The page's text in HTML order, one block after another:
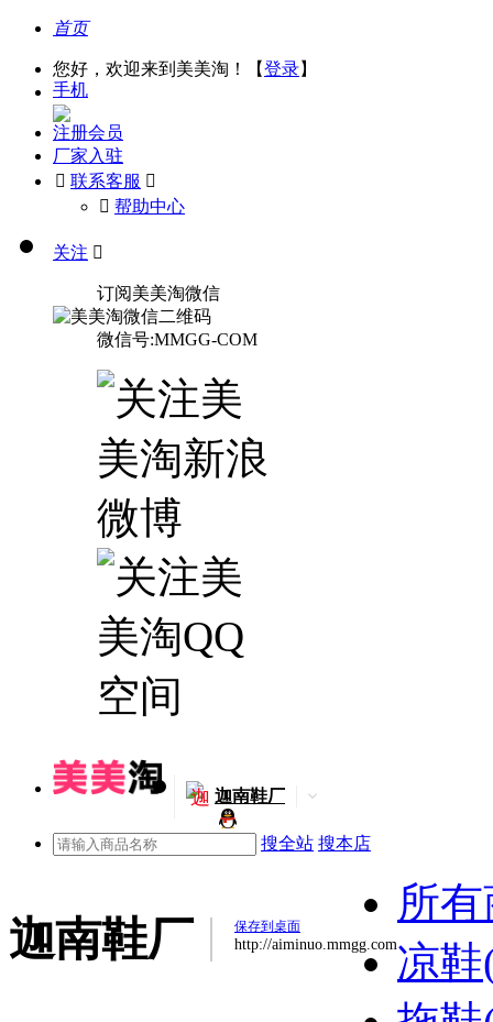
首页
您好，欢迎来到美美淘！【登录】
手机
注册会员
厂家入驻
 联系客服 
󰅃 帮助中心
关注 
订阅美美淘微信
微信号:MMGG-COM
迦 迦南鞋厂
搜全站 搜本店
迦南鞋厂 保存到桌面
http://aiminuo.mmgg.com
所
凉鞋